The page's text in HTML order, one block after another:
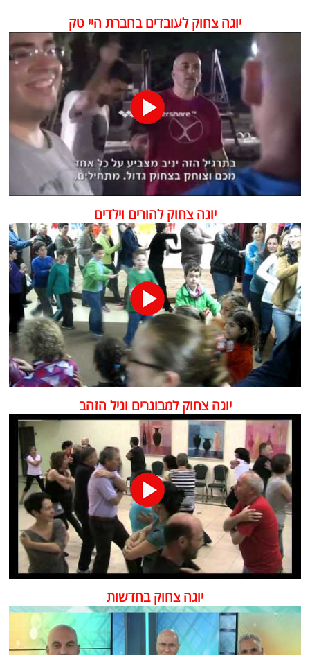
יוגה צחוק לעובדים בחברת היי טק
יוגה צחוק להורים וילדים
יוגה צחוק למבוגרים וגיל הזהב
יוגה צחוק בחדשות